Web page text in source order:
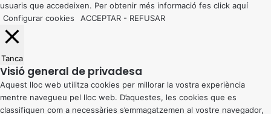
usuaris que accedeixen. Per obtenir més informació fes click aquí
Configurar cookies
ACCEPTAR - REFUSAR
Tanca
Visió general de privadesa
Aquest lloc web utilitza cookies per millorar la vostra experiència
mentre navegueu pel lloc web. D’aquestes, les cookies que es
classifiquen com a necessàries s’emmagatzemen al vostre navegador,